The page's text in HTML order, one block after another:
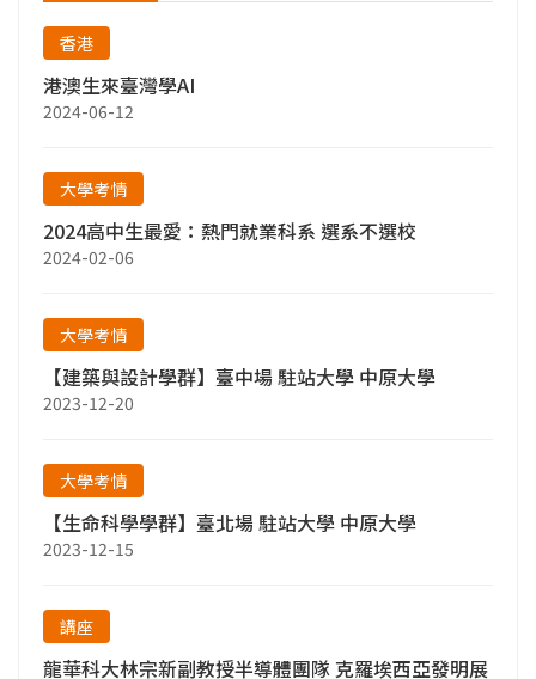
香港
港澳生來臺灣學AI
2024-06-12
大學考情
2024高中生最愛：熱門就業科系 選系不選校
2024-02-06
大學考情
【建築與設計學群】臺中場 駐站大學 中原大學
2023-12-20
大學考情
【生命科學學群】臺北場 駐站大學 中原大學
2023-12-15
講座
龍華科大林宗新副教授半導體團隊 克羅埃西亞發明展